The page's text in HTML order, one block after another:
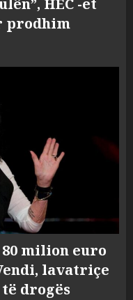
HEC -et
prodhim
milion euro
lavatriçe
drogës